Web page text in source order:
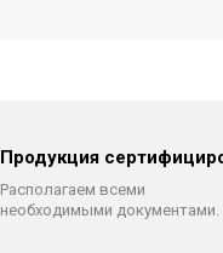
Продукция
Располагаем всеми
необходимыми документами.